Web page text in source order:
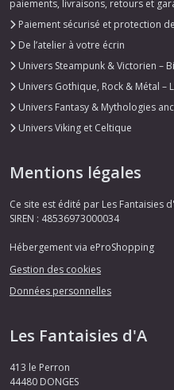
paiements, livraisons, retours et
Paiement sécurisé et protection
De l’atelier à votre écrin
Univers Steampunk & Victorien –
Univers Gothique, Rock & Métal –
Univers Fantasy & Mythologies
Univers Viking et Celtique
Mentions légales
Ce site est édité par Les Fantaisies
SIREN : 48536973000034
Hébergement via eProShopping
Gestion des cookies
Données personnelles
Les Fantaisies d'A
413 le Perron
44480 DONGES